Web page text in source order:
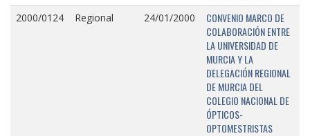
2000/0124 Regional 24/01/2000
CONVENIO MARCO DE
COLABORACIÓN ENTRE
LA UNIVERSIDAD DE
MURCIA Y LA
DELEGACIÓN REGIONAL
DE MURCIA DEL
COLEGIO NACIONAL DE
ÓPTICOS-
OPTOMESTRISTAS